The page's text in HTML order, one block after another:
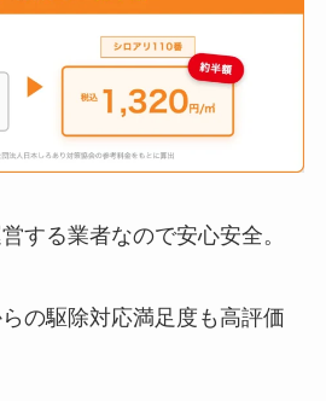
する業者なので安心安全。
の駆除対応満足度も高評価